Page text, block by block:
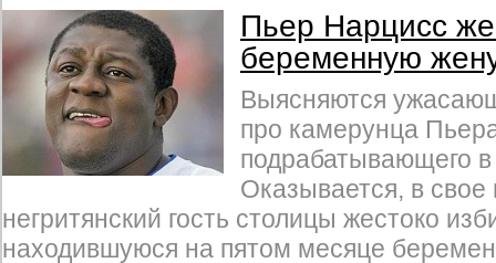
Пьер Нарцисс
беременную
Выясняются
про камерунца
подрабатывающего
Оказывается, в свое
негритянский гость столицы жестоко
находившуюся на пятом месяце